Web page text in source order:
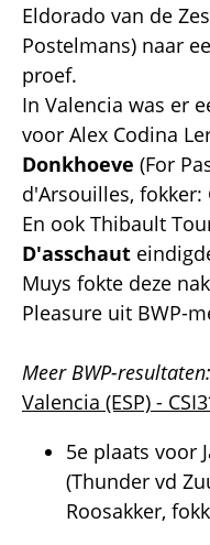
Eldorado van de
Postelmans) naar
proef.
In Valencia was er
voor Alex Codina
Donkhoeve (For
d'Arsouilles,
En ook Thibault
D'asschaut
Muys fokte deze
Pleasure uit BWP-
Meer BWP-resultaten:
Valencia (ESP) -
5e plaats voor
(Thunder vd
Roosakker,